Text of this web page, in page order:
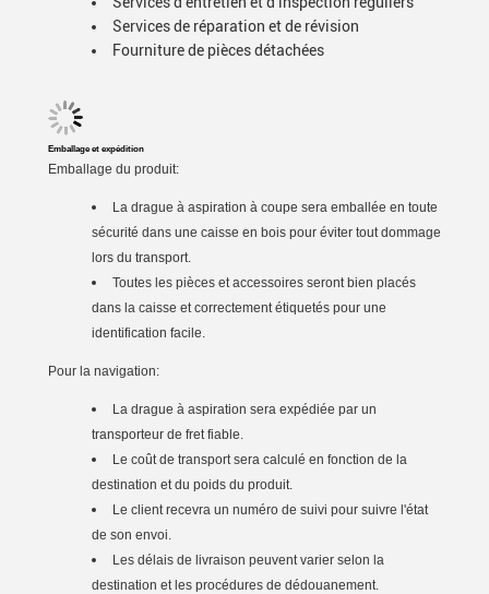
Services de réparation et de révision
Fourniture de pièces détachées
Emballage et expédition
Emballage du produit:
La drague à aspiration à coupe sera emballée en toute
sécurité dans une caisse en bois pour éviter tout dommage
lors du transport.
Toutes les pièces et accessoires seront bien placés
dans la caisse et correctement étiquetés pour une
identification facile.
Pour la navigation:
La drague à aspiration sera expédiée par un
transporteur de fret fiable.
Le coût de transport sera calculé en fonction de la
destination et du poids du produit.
Le client recevra un numéro de suivi pour suivre l'état
de son envoi.
Les délais de livraison peuvent varier selon la
destination et les procédures de dédouanement.